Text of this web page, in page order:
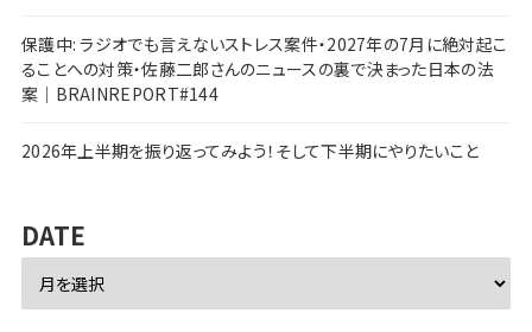
保護中: ラジオでも言えないストレス案件・2027年の7月に絶対起こ
ることへの対策・佐藤二郎さんのニュースの裏で決まった日本の法
案｜BRAINREPORT#144
2026年上半期を振り返ってみよう！そして下半期にやりたいこと
DATE
カ